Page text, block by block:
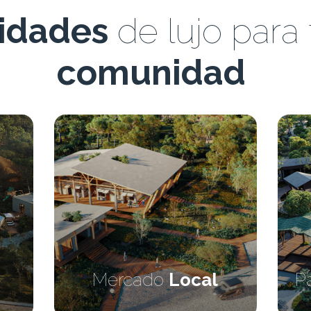
de lujo para
comunidad
PabellónComercial